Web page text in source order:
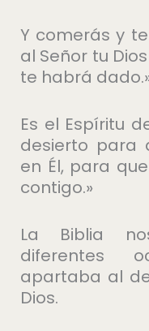
Y comerás y
al Señor tu
te habrá
Es el Espíritu
desierto para
en Él, para
contigo.»
La Biblia
diferentes
apartaba al
Dios.